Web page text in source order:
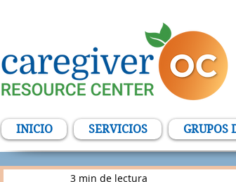
INICIO SERVICIOS GRUPOS
3 min de lectura